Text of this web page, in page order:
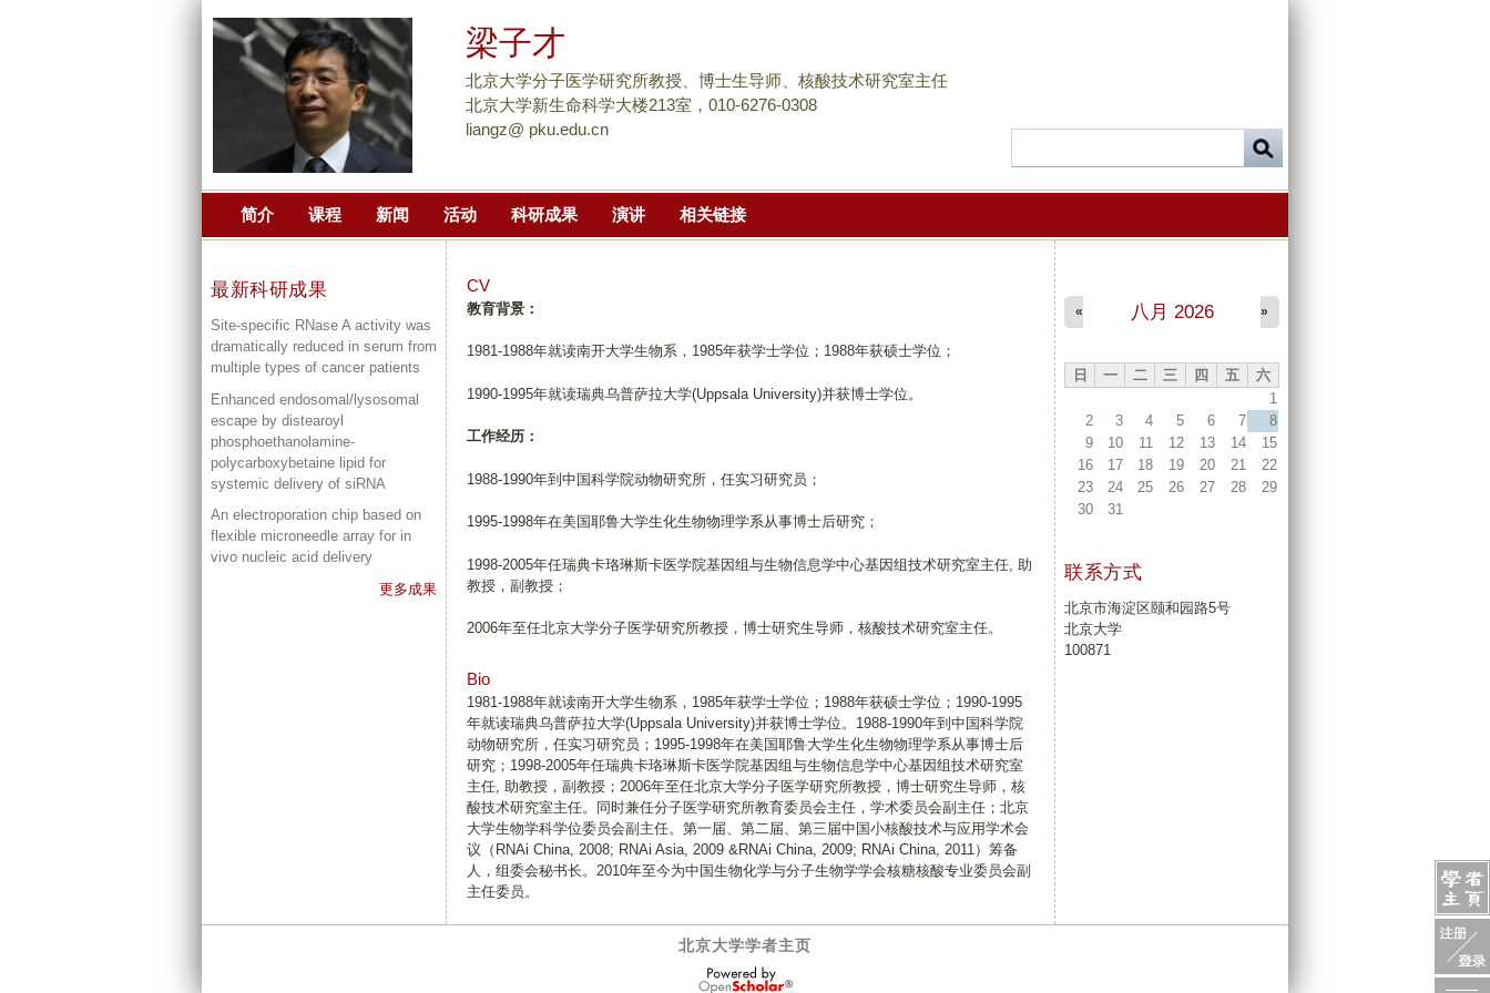
到
页
主
内
梁子才
北京大学分子医学研究所教授、博士生导师、核酸技术研究室主任
北京大学新生命科学大楼213室，010-6276-0308
liangz@ pku.edu.cn
简介 课程 新闻 活动 科研成果 演讲 相关链接
CV
教育背景：
1981-1988年就读南开大学生物系，1985年获学士学位；1988年获硕士学位；
1990-1995年就读瑞典乌普萨拉大学(Uppsala University)并获博士学位。
工作经历：
1988-1990年到中国科学院动物研究所，任实习研究员；
1995-1998年在美国耶鲁大学生化生物物理学系从事博士后研究；
1998-2005年任瑞典卡珞琳斯卡医学院基因组与生物信息学中心基因组技术研究室主任, 助
教授，副教授；
2006年至任北京大学分子医学研究所教授，博士研究生导师，核酸技术研究室主任。
Bio
1981-1988年就读南开大学生物系，1985年获学士学位；1988年获硕士学位；1990-1995
年就读瑞典乌普萨拉大学(Uppsala University)并获博士学位。1988-1990年到中国科学院
动物研究所，任实习研究员；1995-1998年在美国耶鲁大学生化生物物理学系从事博士后
研究；1998-2005年任瑞典卡珞琳斯卡医学院基因组与生物信息学中心基因组技术研究室
主任, 助教授，副教授；2006年至任北京大学分子医学研究所教授，博士研究生导师，核
酸技术研究室主任。同时兼任分子医学研究所教育委员会主任，学术委员会副主任；北京
大学生物学科学位委员会副主任。第一届、第二届、第三届中国小核酸技术与应用学术会
议（RNAi China, 2008; RNAi Asia, 2009 &RNAi China, 2009; RNAi China, 2011）筹备
人，组委会秘书长。2010年至今为中国生物化学与分子生物学学会核糖核酸专业委员会副
主任委员。
最新科研成果
Site-specific RNase A activity was
dramatically reduced in serum from
multiple types of cancer patients
Enhanced endosomal/lysosomal
escape by distearoyl
phosphoethanolamine-
polycarboxybetaine lipid for
systemic delivery of siRNA
An electroporation chip based on
flexible microneedle array for in
vivo nucleic acid delivery
更多成果
八月 2026
« »
日 一 二 三 四 五
六
1
2
3 4 5 6 7
8
9
10 11 12 13 14
15
16
17 18 19 20 21
22
23
24 25 26 27 28
29
30
31
联系方式
北京市海淀区颐和园路5号
北京大学
100871
北京大学学者主页
OpenScholar